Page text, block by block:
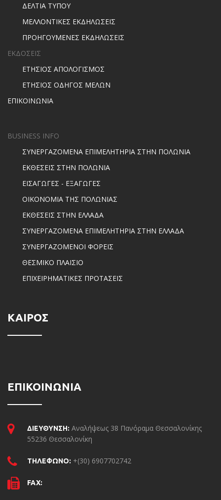
ΔΕΛΤΙΑ ΤΥΠΟΥ
ΜΕΛΛΟΝΤΙΚΕΣ ΕΚΔΗΛΩΣΕΙΣ
ΠΡΟΗΓΟΥΜΕΝΕΣ ΕΚΔΗΛΩΣΕΙΣ
ΕΚΔΟΣΕΙΣ
ΕΤΗΣΙΟΣ ΑΠΟΛΟΓΙΣΜΟΣ
ΕΤΗΣΙΟΣ ΟΔΗΓΟΣ ΜΕΛΩΝ
ΕΠΙΚΟΙΝΩΝΙΑ
BUSINESS INFO
ΣΥΝΕΡΓΑΖΟΜΕΝΑ ΕΠΙΜΕΛΗΤΗΡΙΑ ΣΤΗΝ ΠΟΛΩΝΙΑ
ΕΚΘΕΣΕΙΣ ΣΤΗΝ ΠΟΛΩΝΙΑ
ΕΙΣΑΓΩΓΕΣ - ΕΞΑΓΩΓΕΣ
ΟΙΚΟΝΟΜΙΑ ΤΗΣ ΠΟΛΩΝΙΑΣ
ΕΚΘΕΣΕΙΣ ΣΤΗΝ ΕΛΛΑΔΑ
ΣΥΝΕΡΓΑΖΟΜΕΝΑ ΕΠΙΜΕΛΗΤΗΡΙΑ ΣΤΗΝ ΕΛΛΑΔΑ
ΣΥΝΕΡΓΑΖΟΜΕΝΟΙ ΦΟΡΕΙΣ
ΘΕΣΜΙΚΟ ΠΛΑΙΣΙΟ
ΕΠΙΧΕΙΡΗΜΑΤΙΚΕΣ ΠΡΟΤΑΣΕΙΣ
ΚΑΙΡΟΣ
ΕΠΙΚΟΙΝΩΝΙΑ
ΔΙΕΥΘΥΝΣΗ: Αναλήψεως 38 Πανόραμα Θεσσαλονίκης
55236 Θεσσαλονίκη
ΤΗΛΕΦΩΝΟ: +(30) 6907702742
FAX: